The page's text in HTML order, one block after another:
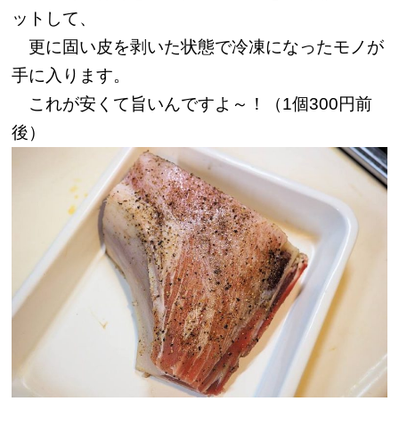
ットして、
更に固い皮を剥いた状態で冷凍になったモノが
手に入ります。
これが安くて旨いんですよ～！（1個300円前
後）